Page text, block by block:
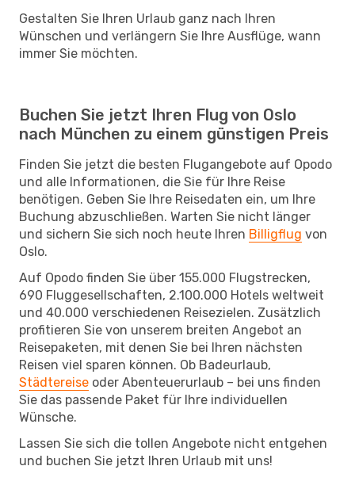
Gestalten Sie Ihren Urlaub ganz nach Ihren
Wünschen und verlängern Sie Ihre Ausflüge, wann
immer Sie möchten.
Buchen Sie jetzt Ihren Flug von Oslo
nach München zu einem günstigen Preis
Finden Sie jetzt die besten Flugangebote auf Opodo
und alle Informationen, die Sie für Ihre Reise
benötigen. Geben Sie Ihre Reisedaten ein, um Ihre
Buchung abzuschließen. Warten Sie nicht länger
und sichern Sie sich noch heute Ihren Billigflug von
Oslo.
Auf Opodo finden Sie über 155.000 Flugstrecken,
690 Fluggesellschaften, 2.100.000 Hotels weltweit
und 40.000 verschiedenen Reisezielen. Zusätzlich
profitieren Sie von unserem breiten Angebot an
Reisepaketen, mit denen Sie bei Ihren nächsten
Reisen viel sparen können. Ob Badeurlaub,
Städtereise oder Abenteuerurlaub – bei uns finden
Sie das passende Paket für Ihre individuellen
Wünsche.
Lassen Sie sich die tollen Angebote nicht entgehen
und buchen Sie jetzt Ihren Urlaub mit uns!